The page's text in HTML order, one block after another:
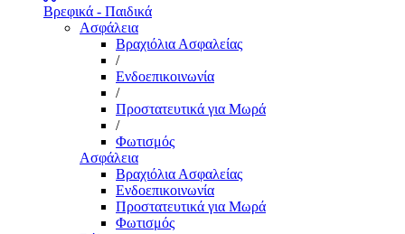
Βρεφικά - Παιδικά
Ασφάλεια
Βραχιόλια Ασφαλείας
/
Ενδοεπικοινωνία
/
Προστατευτικά για Μωρά
/
Φωτισμός
Ασφάλεια
Βραχιόλια Ασφαλείας
Ενδοεπικοινωνία
Προστατευτικά για Μωρά
Φωτισμός